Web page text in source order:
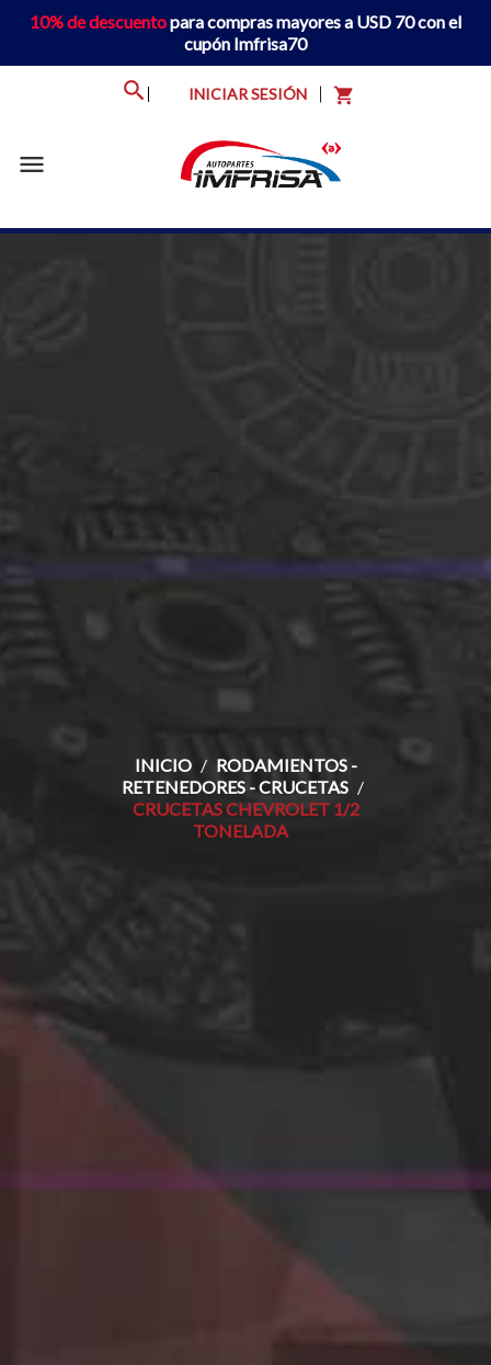
10% de descuentopara compras mayores a USD 70 con el
cupón Imfrisa70
INICIAR SESIÓN shopping_cart
menu
INICIO
RODAMIENTOS -
RETENEDORES - CRUCETAS
CRUCETAS CHEVROLET 1/2
TONELADA